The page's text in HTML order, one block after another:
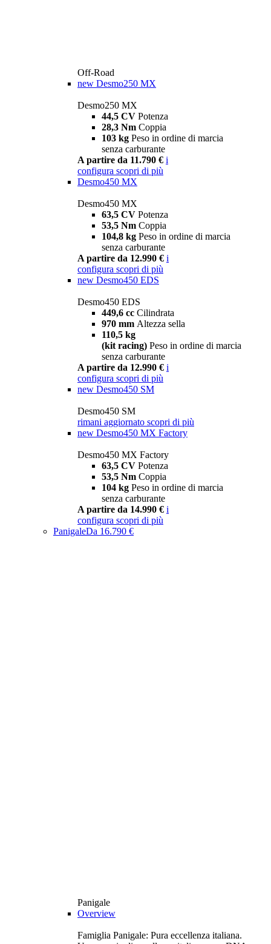
Off-Road
new Desmo250 MX
Desmo250 MX
44,5 CV Potenza
28,3 Nm Coppia
103 kg Peso in ordine di marcia
senza carburante
A partire da 11.790 € i
configura scopri di più
Desmo450 MX
Desmo450 MX
63,5 CV Potenza
53,5 Nm Coppia
104,8 kg Peso in ordine di marcia
senza carburante
A partire da 12.990 € i
configura scopri di più
new Desmo450 EDS
Desmo450 EDS
449,6 cc Cilindrata
970 mm Altezza sella
110,5 kg
(kit racing) Peso in ordine di marcia
senza carburante
A partire da 12.990 € i
configura scopri di più
new Desmo450 SM
Desmo450 SM
rimani aggiornato scopri di più
new Desmo450 MX Factory
Desmo450 MX Factory
63,5 CV Potenza
53,5 Nm Coppia
104 kg Peso in ordine di marcia
senza carburante
A partire da 14.990 € i
configura scopri di più
PanigaleDa 16.790 €
Panigale
Overview
Famiglia Panigale: Pura eccellenza italiana.